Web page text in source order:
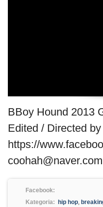
BBoy Hound 2013
Edited / Directed
https://
Facebook:
Kategoria:
hip hop,